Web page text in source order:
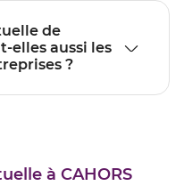
elles aussi les
?
à CAHORS